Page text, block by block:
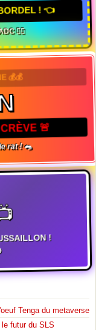
! 👈
🏴‍☠️
💰💰
🚨
rat ! 🐀
!
Tenga du metaverse
futur du SLS